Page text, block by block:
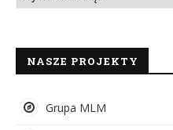
NASZE PROJEKTY
Grupa MLM